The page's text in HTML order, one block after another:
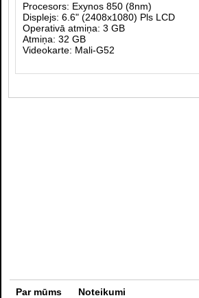
Procesors: Exynos 850 (8nm)
Displejs: 6.6" (2408x1080) Pls LCD
Operativā atmiņa: 3 GB
Atmiņa: 32 GB
Videokarte: Mali-G52
Par mūms Noteikumi